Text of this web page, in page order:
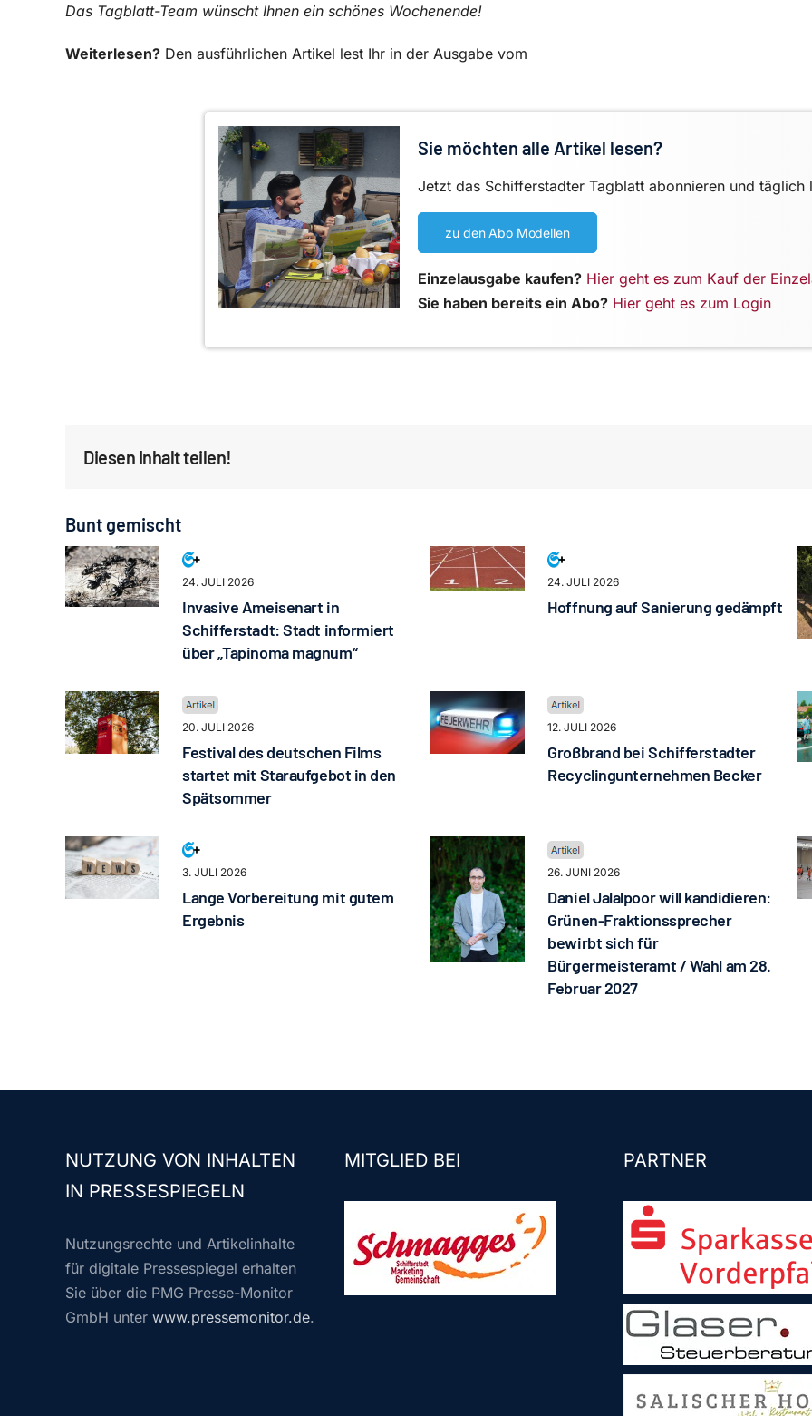
Das Tagblatt-Team wünscht Ihnen ein schönes Wochenende!
Weiterlesen? Den ausführlichen Artikel lest Ihr in der Ausgabe vom
Sie möchten alle Artikel lesen?
Jetzt das Schifferstadter Tagblatt abonnieren und täglich
zu den Abo Modellen
Einzelausgabe kaufen? Hier geht es zum Kauf der
Sie haben bereits ein Abo? Hier geht es zum Login
Diesen Inhalt teilen!
Bunt gemischt
24. JULI 2026
Invasive Ameisenart in
Schifferstadt: Stadt informiert
über „Tapinoma magnum“
24. JULI 2026
Hoffnung auf Sanierung gedämpft
20. JULI 2026
Festival des deutschen Films
startet mit Staraufgebot in den
Spätsommer
12. JULI 2026
Großbrand bei Schifferstadter
Recyclingunternehmen Becker
3. JULI 2026
Lange Vorbereitung mit gutem
Ergebnis
26. JUNI 2026
Daniel Jalalpoor will kandidieren:
Grünen-Fraktionssprecher
bewirbt sich für
Bürgermeisteramt / Wahl am 28.
Februar 2027
NUTZUNG VON INHALTEN
IN PRESSESPIEGELN
Nutzungsrechte und Artikelinhalte
für digitale Pressespiegel erhalten
Sie über die PMG Presse-Monitor
GmbH unter www.pressemonitor.de.
MITGLIED BEI PARTNER